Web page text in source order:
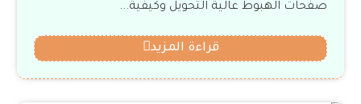
صفحات الهبوط عالية التحويل وكيفية...
قراءة المزيد